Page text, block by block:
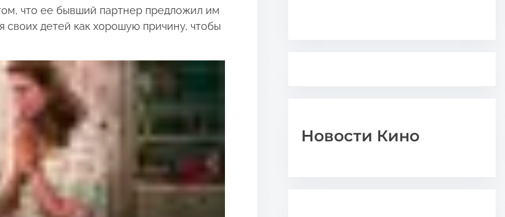
что ее бывший партнер предложил им
детей как хорошую причину, чтобы
Новости Кино